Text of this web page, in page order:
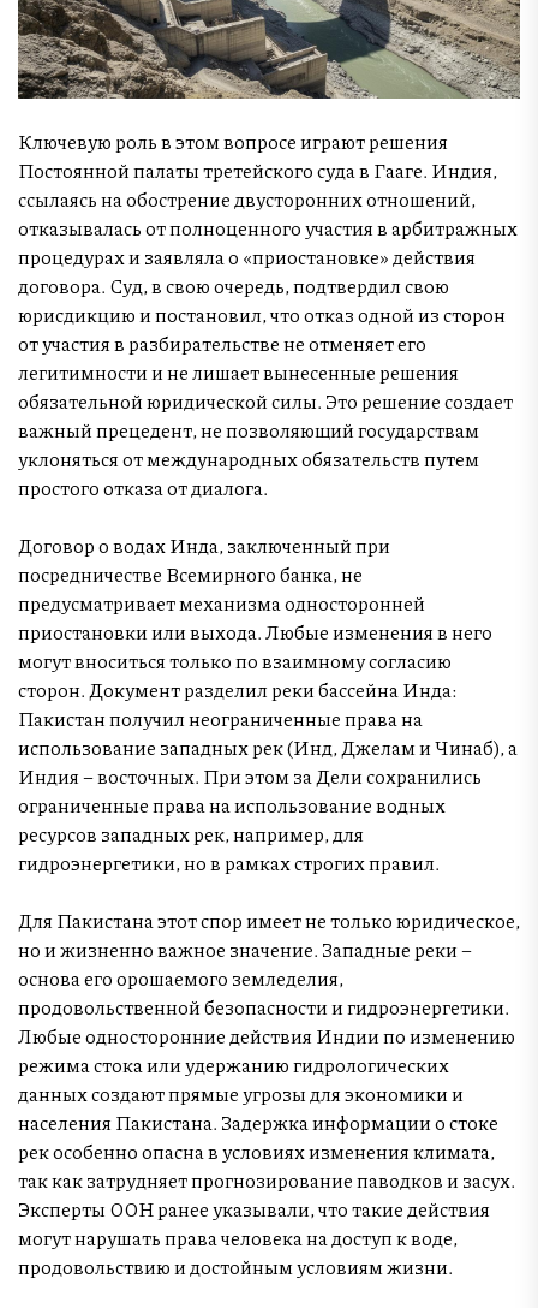
Ключевую роль в этом вопросе играют решения
Постоянной палаты третейского суда в Гааге. Индия,
ссылаясь на обострение двусторонних отношений,
отказывалась от полноценного участия в арбитражных
процедурах и заявляла о «приостановке» действия
договора. Суд, в свою очередь, подтвердил свою
юрисдикцию и постановил, что отказ одной из сторон
от участия в разбирательстве не отменяет его
легитимности и не лишает вынесенные решения
обязательной юридической силы. Это решение создает
важный прецедент, не позволяющий государствам
уклоняться от международных обязательств путем
простого отказа от диалога.
Договор о водах Инда, заключенный при
посредничестве Всемирного банка, не
предусматривает механизма односторонней
приостановки или выхода. Любые изменения в него
могут вноситься только по взаимному согласию
сторон. Документ разделил реки бассейна Инда:
Пакистан получил неограниченные права на
использование западных рек (Инд, Джелам и Чинаб), а
Индия – восточных. При этом за Дели сохранились
ограниченные права на использование водных
ресурсов западных рек, например, для
гидроэнергетики, но в рамках строгих правил.
Для Пакистана этот спор имеет не только юридическое,
но и жизненно важное значение. Западные реки –
основа его орошаемого земледелия,
продовольственной безопасности и гидроэнергетики.
Любые односторонние действия Индии по изменению
режима стока или удержанию гидрологических
данных создают прямые угрозы для экономики и
населения Пакистана. Задержка информации о стоке
рек особенно опасна в условиях изменения климата,
так как затрудняет прогнозирование паводков и засух.
Эксперты ООН ранее указывали, что такие действия
могут нарушать права человека на доступ к воде,
продовольствию и достойным условиям жизни.